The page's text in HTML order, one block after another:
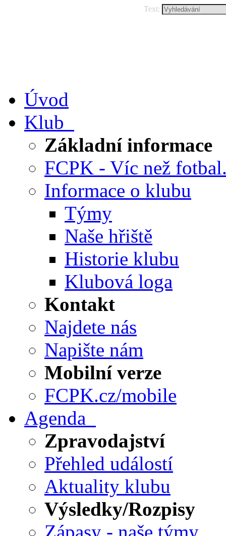
Text:
Úvod
Klub
Základní informace
FCPK - Víc než
Informace o klubu
Týmy
Naše hřiště
Historie klubu
Klubová loga
Kontakt
Najdete nás
Napište nám
Mobilní verze
FCPK.cz/mobile
Agenda
Zpravodajství
Přehled událostí
Aktuality klubu
Výsledky/Rozpisy